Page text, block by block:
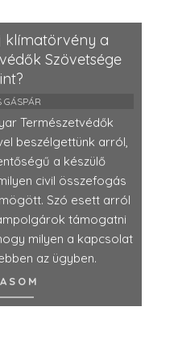
klímatörvény a
Szövetsége
GÁSPÁR
Természetvédők
beszélgettünk arról,
a készülő
civil összefogás
Szó esett arról
támogatni
milyen a kapcsolat
az ügyben.